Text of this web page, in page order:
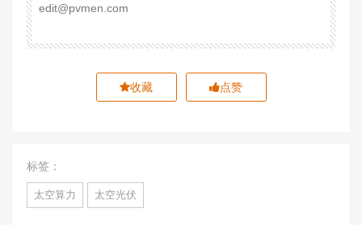
edit@pvmen.com
收藏 点赞
标签：
太空算力 太空光伏